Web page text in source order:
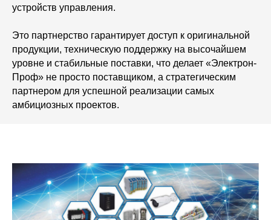
устройств управления.
Это партнерство гарантирует доступ к оригинальной
продукции, техническую поддержку на высочайшем
уровне и стабильные поставки, что делает «Электрон-
Проф» не просто поставщиком, а стратегическим
партнером для успешной реализации самых
амбициозных проектов.